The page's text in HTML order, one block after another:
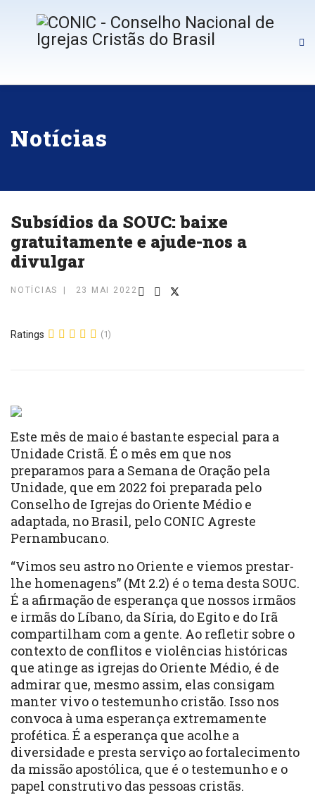
Notícias
Subsídios da SOUC: baixe
gratuitamente e ajude-nos a
divulgar
NOTÍCIAS 23 MAI 2022
Ratings (1)
Este mês de maio é bastante especial para a
Unidade Cristã. É o mês em que nos
preparamos para a Semana de Oração pela
Unidade, que em 2022 foi preparada pelo
Conselho de Igrejas do Oriente Médio e
adaptada, no Brasil, pelo CONIC Agreste
Pernambucano.
“Vimos seu astro no Oriente e viemos prestar-
lhe homenagens” (Mt 2.2) é o tema desta SOUC.
É a afirmação de esperança que nossos irmãos
e irmãs do Líbano, da Síria, do Egito e do Irã
compartilham com a gente. Ao refletir sobre o
contexto de conflitos e violências históricas
que atinge as igrejas do Oriente Médio, é de
admirar que, mesmo assim, elas consigam
manter vivo o testemunho cristão. Isso nos
convoca à uma esperança extremamente
profética. É a esperança que acolhe a
diversidade e presta serviço ao fortalecimento
da missão apostólica, que é o testemunho e o
papel construtivo das pessoas cristãs.